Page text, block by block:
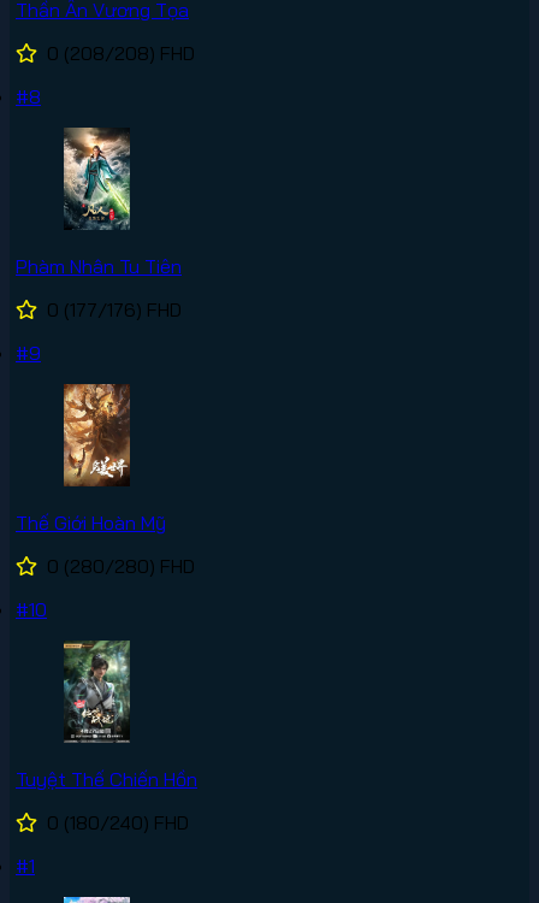
Thần Ấn Vương Tọa
0 (208/208) FHD
#8
Phàm Nhân Tu Tiên
0 (177/176) FHD
#9
Thế Giới Hoàn Mỹ
0 (280/280) FHD
#10
Tuyệt Thế Chiến Hồn
0 (180/240) FHD
#1